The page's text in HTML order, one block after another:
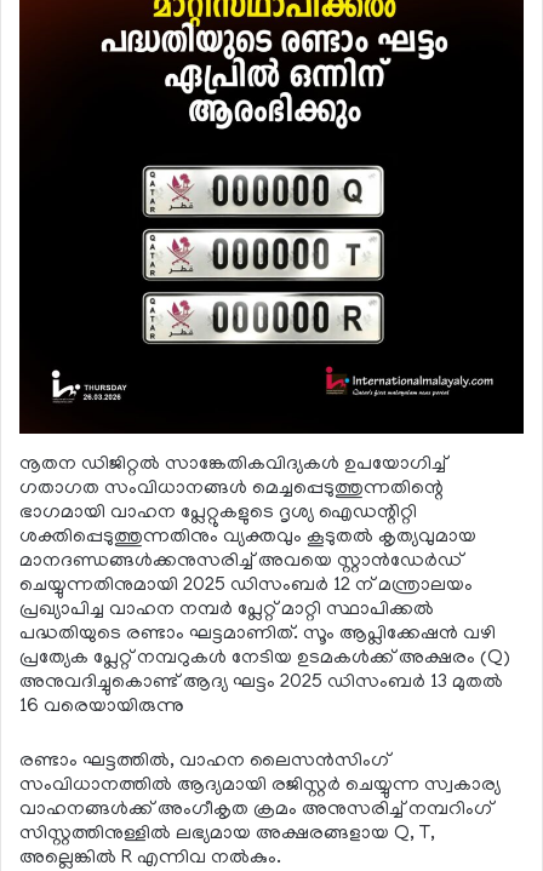
നൂതന ഡിജിറ്റല്‍ സാങ്കേതികവിദ്യകള്‍ ഉപയോഗിച്ച്
ഗതാഗത സംവിധാനങ്ങള്‍ മെച്ചപ്പെടുത്തുന്നതിന്റെ
ഭാഗമായി വാഹന പ്ലേറ്റുകളുടെ ദൃശ്യ ഐഡന്റിറ്റി
ശക്തിപ്പെടുത്തുന്നതിനും വ്യക്തവും കൂടുതല്‍ കൃത്യവുമായ
മാനദണ്ഡങ്ങള്‍ക്കനുസരിച്ച് അവയെ സ്റ്റാന്‍ഡേര്‍ഡ്
ചെയ്യുന്നതിനുമായി 2025 ഡിസംബര്‍ 12 ന് മന്ത്രാലയം
പ്രഖ്യാപിച്ച വാഹന നമ്പര്‍ പ്ലേറ്റ് മാറ്റി സ്ഥാപിക്കല്‍
പദ്ധതിയുടെ രണ്ടാം ഘട്ടമാണിത്. സൂം ആപ്ലിക്കേഷന്‍ വഴി
പ്രത്യേക പ്ലേറ്റ് നമ്പറുകള്‍ നേടിയ ഉടമകള്‍ക്ക് അക്ഷരം (Q)
അനുവദിച്ചുകൊണ്ട് ആദ്യ ഘട്ടം 2025 ഡിസംബര്‍ 13 മുതല്‍
16 വരെയായിരുന്നു
രണ്ടാം ഘട്ടത്തില്‍, വാഹന ലൈസന്‍സിംഗ്
സംവിധാനത്തില്‍ ആദ്യമായി രജിസ്റ്റര്‍ ചെയ്യുന്ന സ്വകാര്യ
വാഹനങ്ങള്‍ക്ക് അംഗീകൃത ക്രമം അനുസരിച്ച് നമ്പറിംഗ്
സിസ്റ്റത്തിനുള്ളില്‍ ലഭ്യമായ അക്ഷരങ്ങളായ Q, T,
അല്ലെങ്കില്‍ R എന്നിവ നല്‍കും.